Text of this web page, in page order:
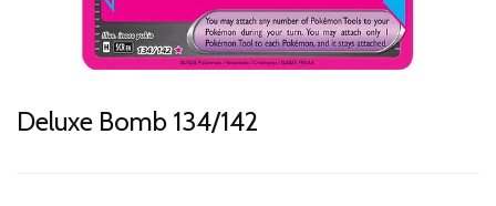
Deluxe Bomb 134/142